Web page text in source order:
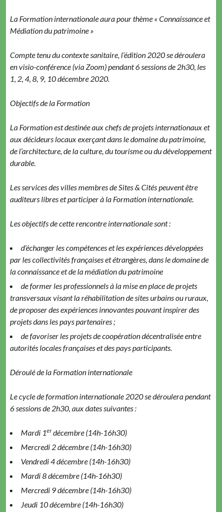
La For­ma­tion inter­na­tionale aura pour thème « Con­nais­sance et
Médi­a­tion du patrimoine »
Compte tenu du con­texte san­i­taire, l’édition 2020 se déroulera
en visio-con­férence (via Zoom) pen­dant 6 ses­sions de 2h30, les
1, 2, 4, 8, 9, 10 décem­bre 2020.
Objec­tifs de la Formation
La For­ma­tion est des­tinée aux chefs de pro­jets inter­na­tionaux et
aux décideurs locaux exerçant dans le domaine du pat­ri­moine,
de l’architecture, de la cul­ture, du tourisme ou du développe­ment
durable.
Les ser­vices des villes mem­bres de Sites & Cités peu­vent être
audi­teurs libres et par­ticiper à la For­ma­tion internationale.
Les objec­tifs de cette ren­con­tre inter­na­tionale sont :
d’échang­er les com­pé­tences et les expéri­ences dévelop­pées
par les col­lec­tiv­ités français­es et étrangères, dans le domaine de
la con­nais­sance et de la médi­a­tion du patrimoine
de for­mer les pro­fes­sion­nels à la mise en place de pro­jets
trans­ver­saux visant la réha­bil­i­ta­tion de sites urbains ou ruraux,
de pro­pos­er des expéri­ences inno­vantes pou­vant inspir­er des
pro­jets dans les pays partenaires ;
de favoris­er les pro­jets de coopéra­tion décen­tral­isée entre
autorités locales français­es et des pays participants.
Déroulé de la For­ma­tion internationale
Le cycle de for­ma­tion inter­na­tionale 2020 se déroulera pen­dant
6 ses­sions de 2h30, aux dates suivantes :
Mar­di 1erdécem­bre (14h-16h30)
Mer­cre­di 2 décem­bre (14h-16h30)
Ven­dre­di 4 décem­bre (14h-16h30)
Mar­di 8 décem­bre (14h-16h30)
Mer­cre­di 9 décem­bre (14h-16h30)
Jeu­di 10 décem­bre (14h-16h30)